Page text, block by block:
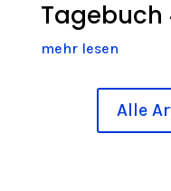
Tagebuch
mehr lesen
Alle